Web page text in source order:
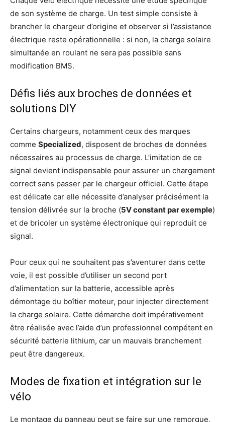
de son système de charge. Un test simple consiste à
brancher le chargeur d’origine et observer si l’assistance
électrique reste opérationnelle : si non, la charge solaire
simultanée en roulant ne sera pas possible sans
modification BMS.
Défis liés aux broches de données et
solutions DIY
Certains chargeurs, notamment ceux des marques
comme Specialized, disposent de broches de données
nécessaires au processus de charge. L’imitation de ce
signal devient indispensable pour assurer un chargement
correct sans passer par le chargeur officiel. Cette étape
est délicate car elle nécessite d’analyser précisément la
tension délivrée sur la broche (5V constant par exemple)
et de bricoler un système électronique qui reproduit ce
signal.
Pour ceux qui ne souhaitent pas s’aventurer dans cette
voie, il est possible d’utiliser un second port
d’alimentation sur la batterie, accessible après
démontage du boîtier moteur, pour injecter directement
la charge solaire. Cette démarche doit impérativement
être réalisée avec l’aide d’un professionnel compétent en
sécurité batterie lithium, car un mauvais branchement
peut être dangereux.
Modes de fixation et intégration sur le
vélo
Le montage du panneau peut se faire sur une remorque,